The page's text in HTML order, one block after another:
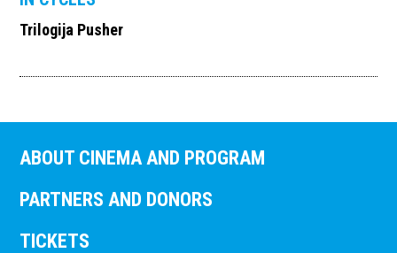
Trilogija Pusher
ABOUT CINEMA AND PROGRAM
PARTNERS AND DONORS
TICKETS